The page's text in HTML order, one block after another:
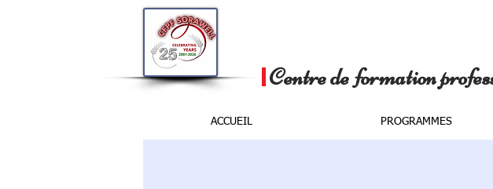
Centre de formation
ACCUEIL PROGRAMMES